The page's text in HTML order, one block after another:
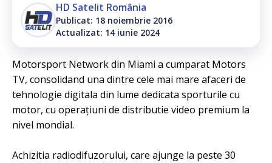
HD Satelit România
Publicat: 18 noiembrie 2016
Actualizat: 14 iunie 2024
Motorsport Network din Miami a cumparat Motors
TV, consolidand una dintre cele mai mare afaceri de
tehnologie digitala din lume dedicata sporturile cu
motor, cu operațiuni de distributie video premium la
nivel mondial.
Achizitia radiodifuzorului, care ajunge la peste 30